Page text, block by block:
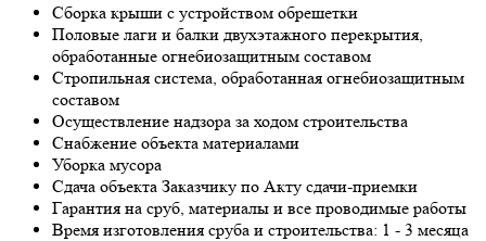
Сборка крыши с устройством обрешетки
Половые лаги и балки двухэтажного перекрытия,
обработанные огнебиозащитным составом
Стропильная система, обработанная огнебиозащитным
составом
Осуществление надзора за ходом строительства
Снабжение объекта материалами
Уборка мусора
Сдача объекта Заказчику по Акту сдачи-приемки
Гарантия на сруб, материалы и все проводимые работы
Время изготовления сруба и строительства: 1 - 3 месяца